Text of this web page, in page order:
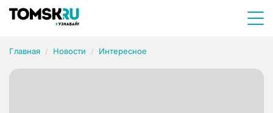
Главная Новости Интересное